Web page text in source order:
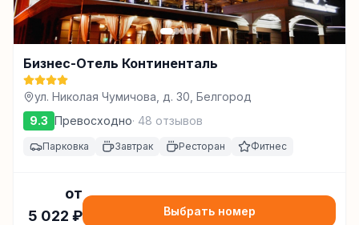
Бизнес-Отель Континенталь
ул. Николая Чумичова, д. 30, Белгород
9.3 Превосходно· 48 отзывов
Парковка Завтрак Ресторан Фитнес
от
5 022 ₽ Выбрать номер